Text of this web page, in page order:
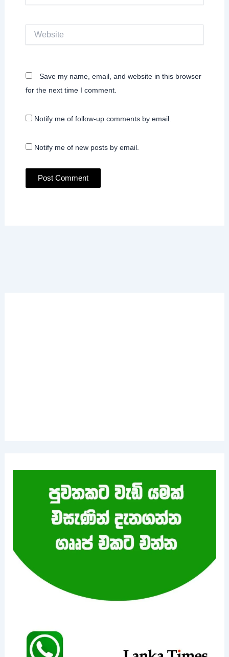
Website
Save my name, email, and website in this browser
for the next time I comment.
Notify me of follow-up comments by email.
Notify me of new posts by email.